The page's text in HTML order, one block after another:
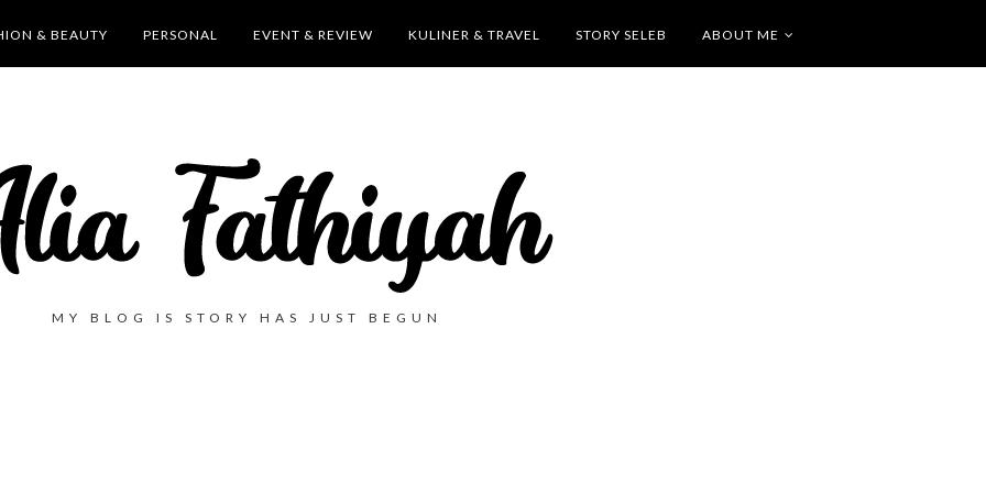
& BEAUTY PERSONAL EVENT & REVIEW KULINER & TRAVEL STORY SELEB ABOUT ME
MY BLOG IS STORY HAS JUST BEGUN